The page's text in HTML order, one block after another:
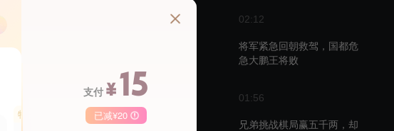
02:12
将军紧急回朝救驾，国都危
急大鹏王将败
01:56
兄弟挑战棋局赢五千两，却
特惠5.5折
支付 ¥15
已减¥20